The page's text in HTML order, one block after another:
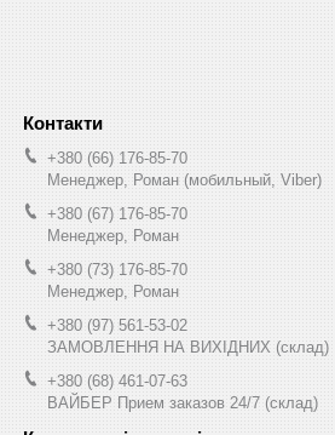
+380 (66) 176-85-70
Менеджер, Роман (мобильный, Viber)
+380 (67) 176-85-70
Менеджер, Роман
+380 (73) 176-85-70
Менеджер, Роман
+380 (97) 561-53-02
ЗАМОВЛЕННЯ НА ВИХІДНИХ (склад)
+380 (68) 461-07-63
ВАЙБЕР Прием заказов 24/7 (склад)